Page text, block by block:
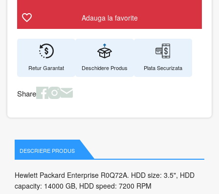
Adauga la favorite
Retur Garantat Deschidere Produs Plata Securizata
Share
DESCRIERE PRODUS
Hewlett Packard Enterprise R0Q72A. HDD size: 3.5", HDD
capacity: 14000 GB, HDD speed: 7200 RPM